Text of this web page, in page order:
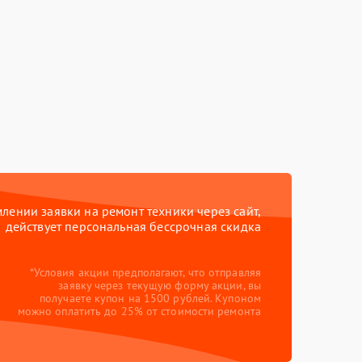
заявки на ремонт техники через сайт,
действует персональная бессрочная скидка
*Условия акции предполагают, что отправляя
заявку через текущую форму акции, вы
получаете купон на 1500 рублей. Купоном
можно оплатить до 25% от стоимости ремонта